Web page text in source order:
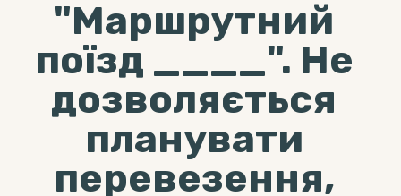
"Маршрутний
поїзд ____". Не
дозволяється
планувати
перевезення,